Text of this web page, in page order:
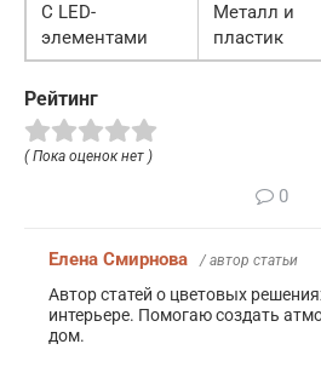
С LED-
элементами
Металл и
пластик
Рейтинг
( Пока оценок нет )
0
Елена Смирнова / автор статьи
Автор статей о цветовых
интерьере. Помогаю создать
дом.